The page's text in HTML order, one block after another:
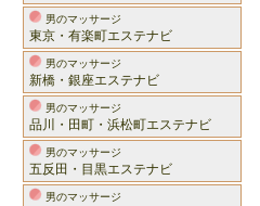
男のマッサージ
東京・有楽町エステナビ
男のマッサージ
新橋・銀座エステナビ
男のマッサージ
品川・田町・浜松町エステナビ
男のマッサージ
五反田・目黒エステナビ
男のマッサージ